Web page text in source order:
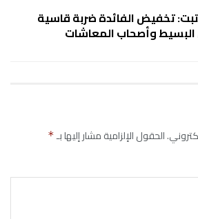
تخفيض الفائدة ضربة قاسية
وأصحاب المعاشات
الحقول الإلزامية مشار إليها بـ*